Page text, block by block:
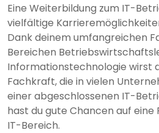
Eine Weiterbildung zum IT-
vielfältige
Dank deinem umfangreichen
Bereichen
Informationstechnologie wirst
Fachkraft, die in vielen
einer abgeschlossenen IT-
hast du gute Chancen auf eine
IT-Bereich.